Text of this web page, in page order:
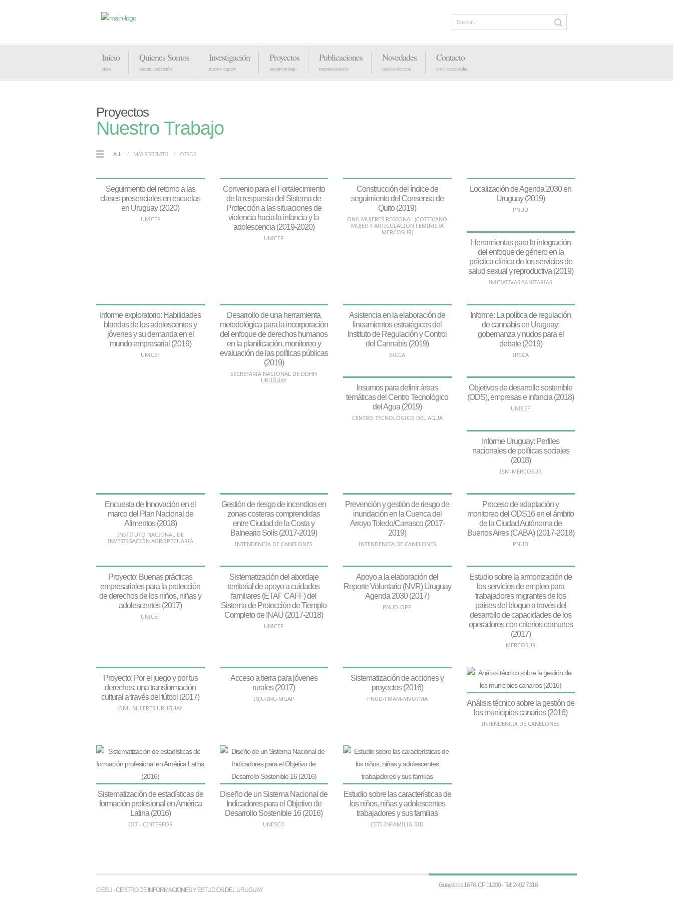
Inicio
ciesu
Quienes Somos
nuestra institución
Investigación
nuestro equipo
Proyectos
nuestro trabajo
Publicaciones
nuestros autores
Novedades
noticias de ciesu
Contacto
envía tu consulta
Proyectos
Nuestro Trabajo
ALL MÁS RECIENTES OTROS
Seguimiento del retorno a las
clases presenciales en escuelas
en Uruguay (2020)
UNICEF
Convenio para el Fortalecimiento
de la respuesta del Sistema de
Protección a las situaciones de
violencia hacia la infancia y la
adolescencia (2019-2020)
UNICEF
Construcción del índice de
seguimiento del Consenso de
Quito (2019)
ONU MUJERES REGIONAL (COTIDIANO
MUJER Y ARTICULACIÓN FEMINISTA
MERCOSUR)
Localización de Agenda 2030 en
Uruguay (2019)
PNUD
Herramientas para la integración
del enfoque de género en la
práctica clínica de los servicios de
salud sexual y reproductiva (2019)
INICIATIVAS SANITARIAS
Informe exploratorio: Habilidades
blandas de los adolescentes y
jóvenes y su demanda en el
mundo empresarial (2019)
UNICEF
Desarrollo de una herramienta
metodológica para la incorporación
del enfoque de derechos humanos
en la planificación, monitoreo y
evaluación de las políticas públicas
(2019)
SECRETARÍA NACIONAL DE DDHH
URUGUAY
Asistencia en la elaboración de
lineamientos estratégicos del
Instituto de Regulación y Control
del Cannabis (2019)
IRCCA
Informe: La política de regulación
de cannabis en Uruguay:
gobernanza y nudos para el
debate (2019)
IRCCA
Insumos para definir áreas
temáticas del Centro Tecnológico
del Agua (2019)
CENTRO TECNOLÓGICO DEL AGUA
Objetivos de desarrollo sostenible
(ODS), empresas e infancia (2018)
UNICEF
Informe Uruguay: Perfiles
nacionales de políticas sociales
(2018)
ISM-MERCOSUR
Encuesta de Innovación en el
marco del Plan Nacional de
Alimentos (2018)
INSTITUTO NACIONAL DE
INVESTIGACIÓN AGROPECUARIA
Gestión de riesgo de incendios en
zonas costeras comprendidas
entre Ciudad de la Costa y
Balneario Solís (2017-2019)
INTENDENCIA DE CANELONES
Prevención y gestión de riesgo de
inundación en la Cuenca del
Arroyo Toledo/Carrasco (2017-
2019)
INTENDENCIA DE CANELONES
Proceso de adaptación y
monitoreo del ODS16 en el ámbito
de la Ciudad Autónoma de
Buenos Aires (CABA) (2017-2018)
PNUD
Proyecto: Buenas prácticas
empresariales para la protección
de derechos de los niños, niñas y
adolescentes (2017)
UNICEF
Sistematización del abordaje
territorial de apoyo a cuidados
familiares (ETAF CAFF) del
Sistema de Protección de Tiemplo
Completo de INAU (2017-2018)
UNICEF
Apoyo a la elaboración del
Reporte Voluntario (NVR) Uruguay
Agenda 2030 (2017)
PNUD-OPP
Estudio sobre la armonización de
los servicios de empleo para
trabajadores migrantes de los
países del bloque a través del
desarrollo de capacidades de los
operadores con criterios comunes
(2017)
MERCOSUR
Proyecto: Por el juego y por tus
derechos: una transformación
cultural a través del fútbol (2017)
ONU MUJERES URUGUAY
Acceso a tierra para jóvenes
rurales (2017)
INJU-INC-MGAP
Sistematización de acciones y
proyectos (2016)
PNUD-FMAM-MVOTMA
Análisis técnico sobre la gestión de
los municipios canarios (2016)
INTENDENCIA DE CANELONES
Sistematización de estadísticas de
formación profesional en América
Latina (2016)
OIT - CINTERFOR
Diseño de un Sistema Nacional de
Indicadores para el Objetivo de
Desarrollo Sostenible 16 (2016)
UNESCO
Estudio sobre las características de
los niños, niñas y adolescentes
trabajadores y sus familias
CETI-INFAMILIA-BID
CIESU - CENTRO DE INFORMACIONES Y ESTUDIOS DEL URUGUAY